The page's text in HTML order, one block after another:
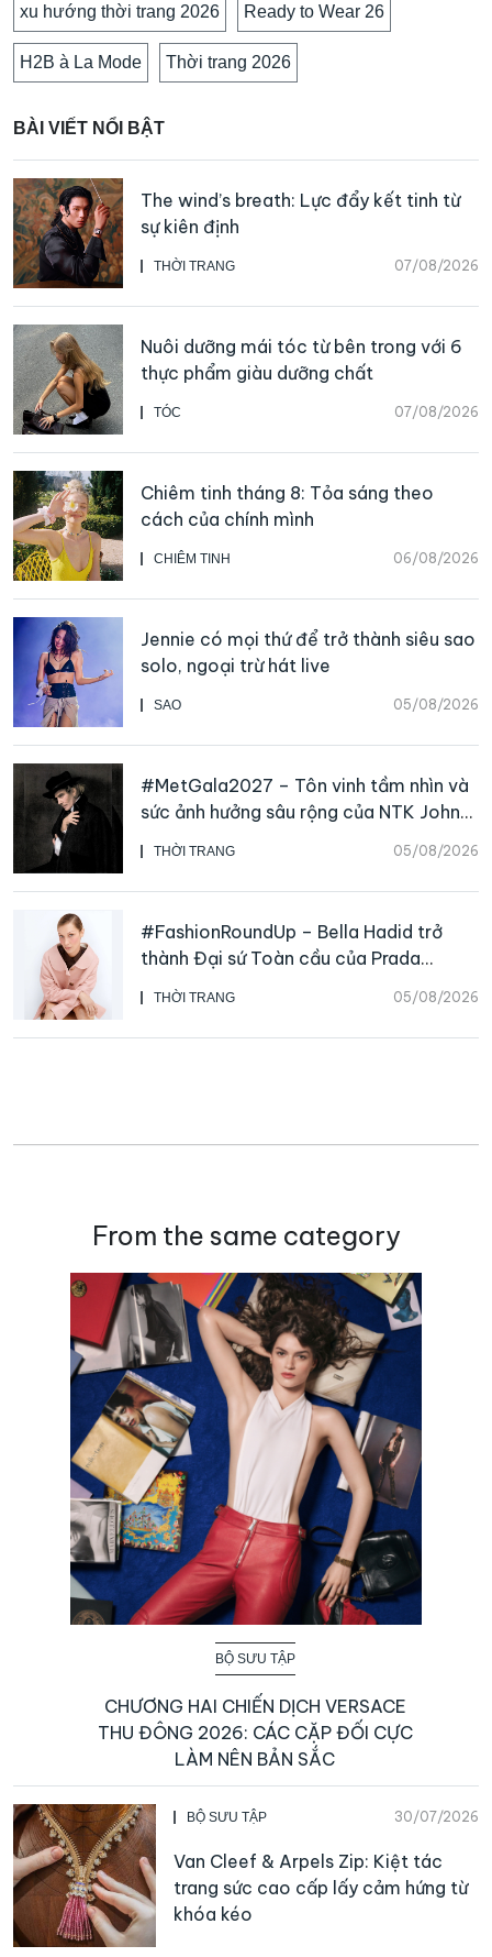
xu hướng thời trang 2026 Ready to Wear 26
H2B à La Mode Thời trang 2026
BÀI VIẾT NỔI BẬT
THỜI TRANG 07/08/2026
The wind’s breath: Lực đẩy kết tinh từ
sự kiên định
TÓC 07/08/2026
Nuôi dưỡng mái tóc từ bên trong với 6
thực phẩm giàu dưỡng chất
CHIÊM TINH 06/08/2026
Chiêm tinh tháng 8: Tỏa sáng theo
cách của chính mình
SAO 05/08/2026
Jennie có mọi thứ để trở thành siêu sao
solo, ngoại trừ hát live
THỜI TRANG 05/08/2026
#MetGala2027 – Tôn vinh tầm nhìn và
sức ảnh hưởng sâu rộng của NTK John
Galliano
THỜI TRANG 05/08/2026
#FashionRoundUp – Bella Hadid trở
thành Đại sứ Toàn cầu của Prada
Beauty, CHANEL mua lại Charvet
From the same category
BỘ SƯU TẬP
CHƯƠNG HAI CHIẾN DỊCH VERSACE
THU ĐÔNG 2026: CÁC CẶP ĐỐI CỰC
LÀM NÊN BẢN SẮC
BỘ SƯU TẬP 30/07/2026
Van Cleef & Arpels Zip: Kiệt tác
trang sức cao cấp lấy cảm hứng từ
khóa kéo